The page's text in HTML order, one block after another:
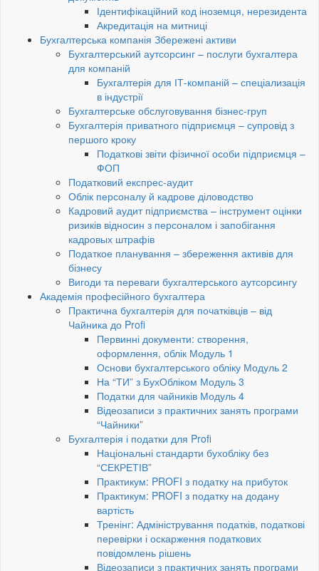
Ідентифікаційний код іноземця, нерезидента
Акредитація на митниці
Бухгалтерська компанія Збережені активи
Бухгалтерський аутсорсинг – послуги бухгалтера
для компаній
Бухгалтерія для ІТ-компаній – спеціализація
в індустрії
Бухгалтерське обслуговування бізнес-груп
Бухгалтерія приватного підприємця – супровід з
першого кроку
Податкові звіти фізичної особи підприємця –
ФОП
Податковий експрес-аудит
Облік персоналу й кадрове діловодство
Кадровий аудит підприємства – інструмент оцінки
ризиків відносин з персоналом і запобігання
кадровых штрафів
Податкое планування – збереження активів для
бізнесу
Вигоди та переваги бухгалтерського аутсорсингу
Академія професійного бухгалтера
Практична бухгалтерія для початківців – від
Чайника до Profi
Первинні документи: створення,
оформлення, облік Модуль 1
Основи бухгалтерського обліку Модуль 2
На “ТИ” з БухОбліком Модуль 3
Податки для чайників Модуль 4
Відеозаписи з практичних занять програми
“Чайники”
Бухгалтерія і податки для Profi
Національні стандарти бухобліку без
“СЕКРЕТІВ”
Практикум: PROFI з податку на прибуток
Практикум: PROFI з податку на додану
вартість
Тренінг: Адміністрування податків, податкові
перевірки і оскарження податкових
повідомлень рішень
Відеозаписи з практичних занять програми